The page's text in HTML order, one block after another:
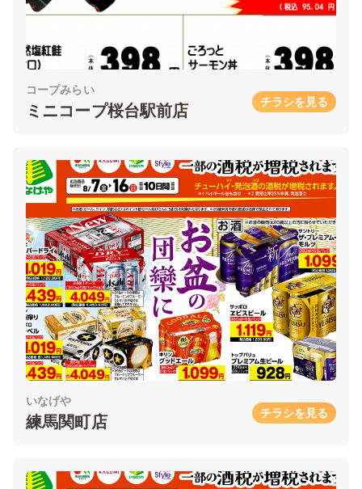
コープみらい
ミニコープ桜台駅前店 チラシを見る
いなげや
練馬関町店 チラシを見る